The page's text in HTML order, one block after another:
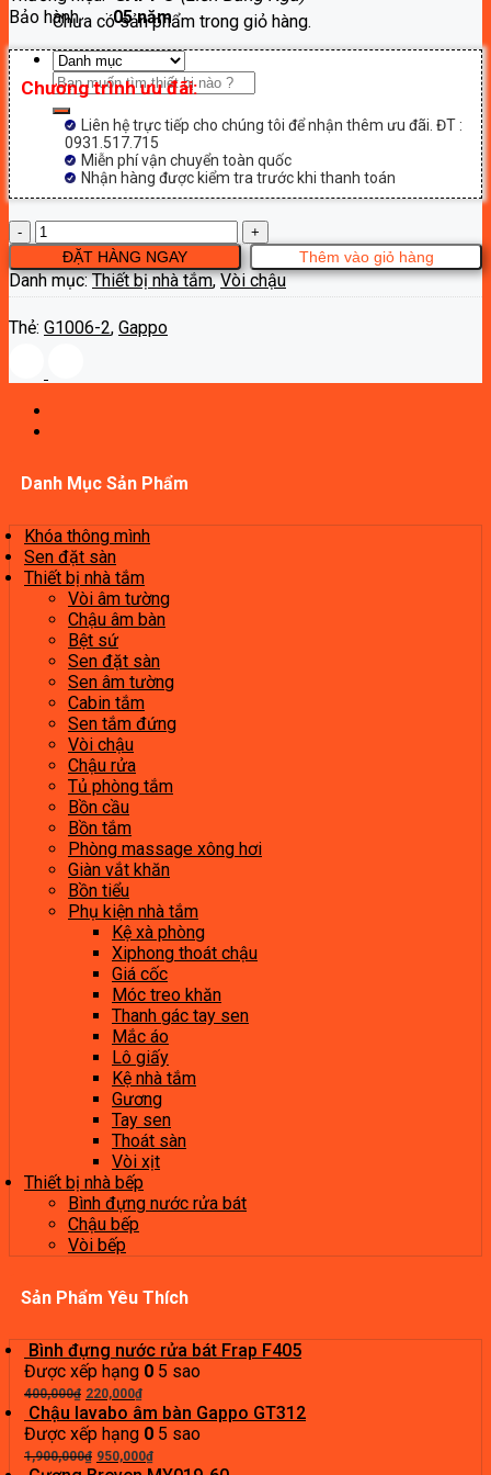
Chưa có sản phẩm trong giỏ hàng.
Tìm
kiếm:
3,300,000₫.
Bảo hành :05 năm
Chương trình ưu đãi:
Liên hệ trực tiếp cho chúng tôi để nhận thêm ưu đãi. ĐT :
0931.517.715
Miễn phí vận chuyển toàn quốc
Nhận hàng được kiểm tra trước khi thanh toán
Vòi
lavabo
Gappo
G1006-
số
Thêm vào giỏ hàng
ĐẶT HÀNG NGAY
Danh mục:Thiết bị nhà tắm,Vòi chậu
Thẻ: G1006-2, Gappo
Danh Mục Sản Phẩm
Khóa thông mình
Sen đặt sàn
Thiết bị nhà tắm
Vòi âm tường
Chậu âm bàn
Bệt sứ
Sen đặt sàn
Sen âm tường
Cabin tắm
Sen tắm đứng
Vòi chậu
Chậu rửa
Tủ phòng tắm
Bồn cầu
Bồn tắm
Phòng massage xông hơi
Giàn vắt khăn
Bồn tiểu
Phụ kiện nhà tắm
Kệ xà phòng
Xiphong thoát chậu
Giá cốc
Móc treo khăn
Thanh gác tay sen
Mắc áo
Lô giấy
Kệ nhà tắm
Gương
Tay sen
Thoát sàn
Vòi xịt
Thiết bị nhà bếp
Bình đựng nước rửa bát
Chậu bếp
Vòi bếp
Sản Phẩm Yêu Thích
Bình đựng nước rửa bát Frap F405
Được xếp hạng 0 5 sao
400,000₫ Giá
gốc
là:
400,000₫.
220,000₫Giá
hiện
tại
là:
Chậu lavabo âm bàn Gappo GT312
Được xếp hạng 0 5 sao
1,900,000₫ Giá
950,000₫Giá